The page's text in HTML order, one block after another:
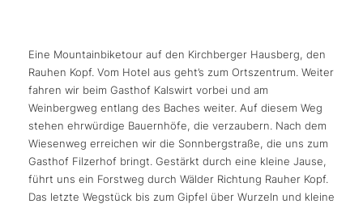
Eine Mountainbiketour auf den Kirchberger Hausberg, den
Rauhen Kopf. Vom Hotel aus geht’s zum Ortszentrum. Weiter
fahren wir beim Gasthof Kalswirt vorbei und am
Weinbergweg entlang des Baches weiter. Auf diesem Weg
stehen ehrwürdige Bauernhöfe, die verzaubern. Nach dem
Wiesenweg erreichen wir die Sonnbergstraße, die uns zum
Gasthof Filzerhof bringt. Gestärkt durch eine kleine Jause,
führt uns ein Forstweg durch Wälder Richtung Rauher Kopf.
Das letzte Wegstück bis zum Gipfel über Wurzeln und kleine